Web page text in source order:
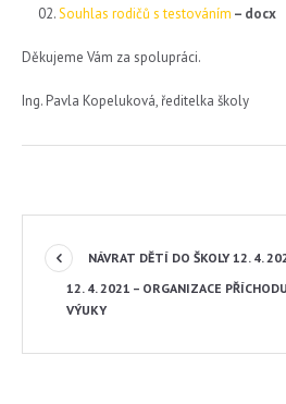
Souhlas rodičů s testováním – docx
Děkujeme Vám za spolupráci.
Ing. Pavla Kopeluková, ředitelka školy
NÁVRAT DĚTÍ DO ŠKOLY 12. 4.
12. 4. 2021 – ORGANIZACE
VÝUKY